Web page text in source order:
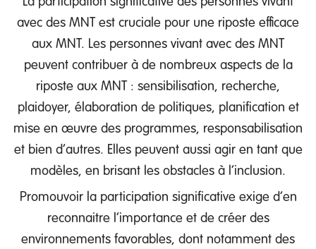
avec des MNT est cruciale pour une riposte efficace
aux MNT. Les personnes vivant avec des MNT
peuvent contribuer à de nombreux aspects de la
riposte aux MNT : sensibilisation, recherche,
plaidoyer, élaboration de politiques, planification et
mise en œuvre des programmes, responsabilisation
et bien d’autres. Elles peuvent aussi agir en tant que
modèles, en brisant les obstacles à l’inclusion.
Promouvoir la participation significative exige d’en
reconnaitre l’importance et de créer des
environnements favorables, dont notamment des